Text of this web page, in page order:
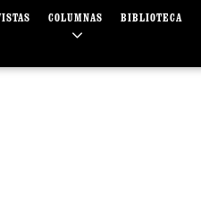
COLUMNAS BIBLIOTECA